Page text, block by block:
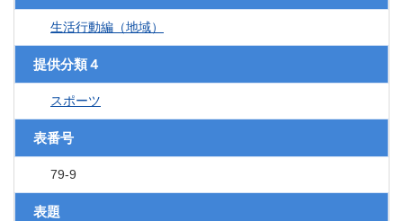
生活行動編（地域）
提供分類４
スポーツ
表番号
79-9
表題